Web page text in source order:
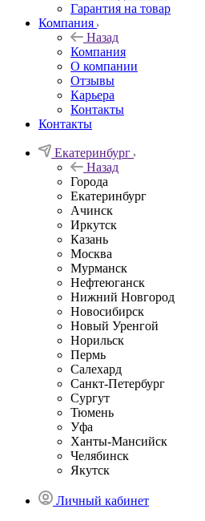
Гарантия на товар
Компания
Назад
Компания
О компании
Отзывы
Карьера
Контакты
Контакты
Екатеринбург
Назад
Города
Екатеринбург
Ачинск
Иркутск
Казань
Москва
Мурманск
Нефтеюганск
Нижний Новгород
Новосибирск
Новый Уренгой
Норильск
Пермь
Салехард
Санкт-Петербург
Сургут
Тюмень
Уфа
Ханты-Мансийск
Челябинск
Якутск
Личный кабинет